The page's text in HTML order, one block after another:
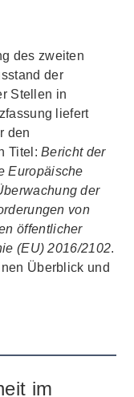
des zweiten
der
Stellen in
liefert
den
Titel:Bericht der
Europäische
der
von
öffentlicher
(EU) 2016/2102.
Überblick und
im